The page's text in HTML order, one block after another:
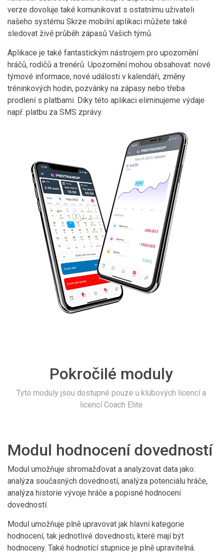
verze dovoluje také komunikovat s ostatnímu uživateli
našeho systému Skrze mobilní aplikaci můžete také
sledovat živě průběh zápasů Vašich týmů.
Aplikace je také fantastickým nástrojem pro upozornění
hráčů, rodičů a trenérů. Upozornění mohou obsahovat: nové
týmové informace, nové události v kalendáři, změny
tréninkových hodin, pozvánky na zápasy nebo třeba
prodlení s platbami. Díky této aplikaci eliminujeme výdaje
např. platbu za SMS zprávy.
Pokročilé moduly
Tyto moduly jsou dostupné pouze u klubových licencí a
licencí Coach Elite
Modul hodnocení dovedností
Modul umožňuje shromažďovat a analyzovat data jako:
analýza současných dovedností, analýza potenciálu hráče,
analýza historie vývoje hráče a popisné hodnocení
dovedností.
Modul umožňuje plně upravovat jak hlavní kategorie
hodnocení, tak jednotlivé dovednosti, které mají být
hodnoceny. Také hodnotící stupnice je plně upravitelná.